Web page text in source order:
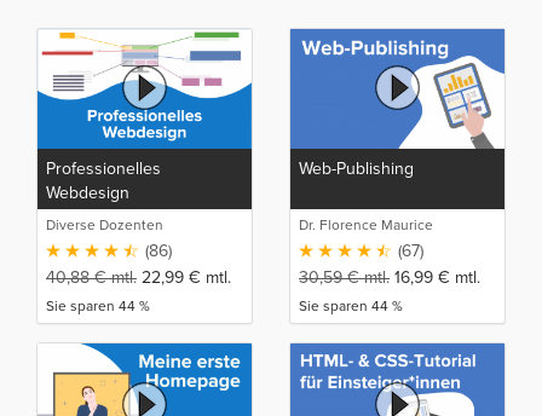
Professionelles
Webdesign
Diverse Dozenten
(86)
40,88€mtl. 22,99 € mtl.
Sie sparen 44 %
Web-Publishing
Dr. Florence Maurice
(67)
30,59€mtl. 16,99 € mtl.
Sie sparen 44 %